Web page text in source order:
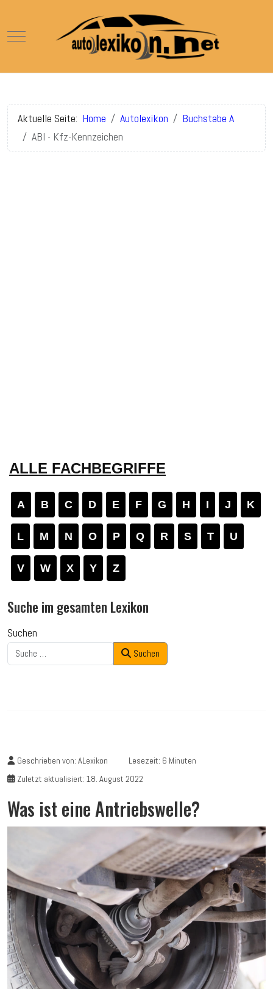
Mobile Menu Toggle
Aktuelle Seite: Home Autolexikon
Buchstabe A
ABI - Kfz-Kennzeichen
ALLE FACHBEGRIFFE
A B C D E F G H I J K
L M N O P Q R S T U
V W X Y Z
Suche im gesamten Lexikon
Suchen
Suchen
Geschrieben von: ALexikon
Lesezeit: 6 Minuten
Zuletzt aktualisiert: 18. August 2022
Was ist eine Antriebswelle?